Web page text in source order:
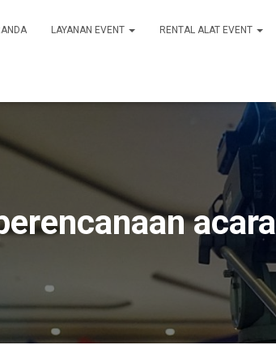
LAYANAN EVENT RENTAL ALAT EVENT
acara